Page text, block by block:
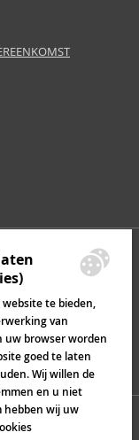
te bieden,
van
uw browser worden
goed te laten
Wij willen de
en u niet
hebben wij uw